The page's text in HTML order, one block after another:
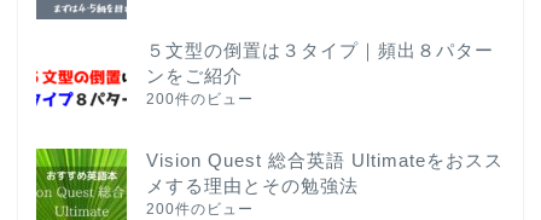
５文型の倒置は３タイプ｜頻出８パター
ンをご紹介
200件のビュー
Vision Quest 総合英語 Ultimateをおスス
メする理由とその勉強法
200件のビュー